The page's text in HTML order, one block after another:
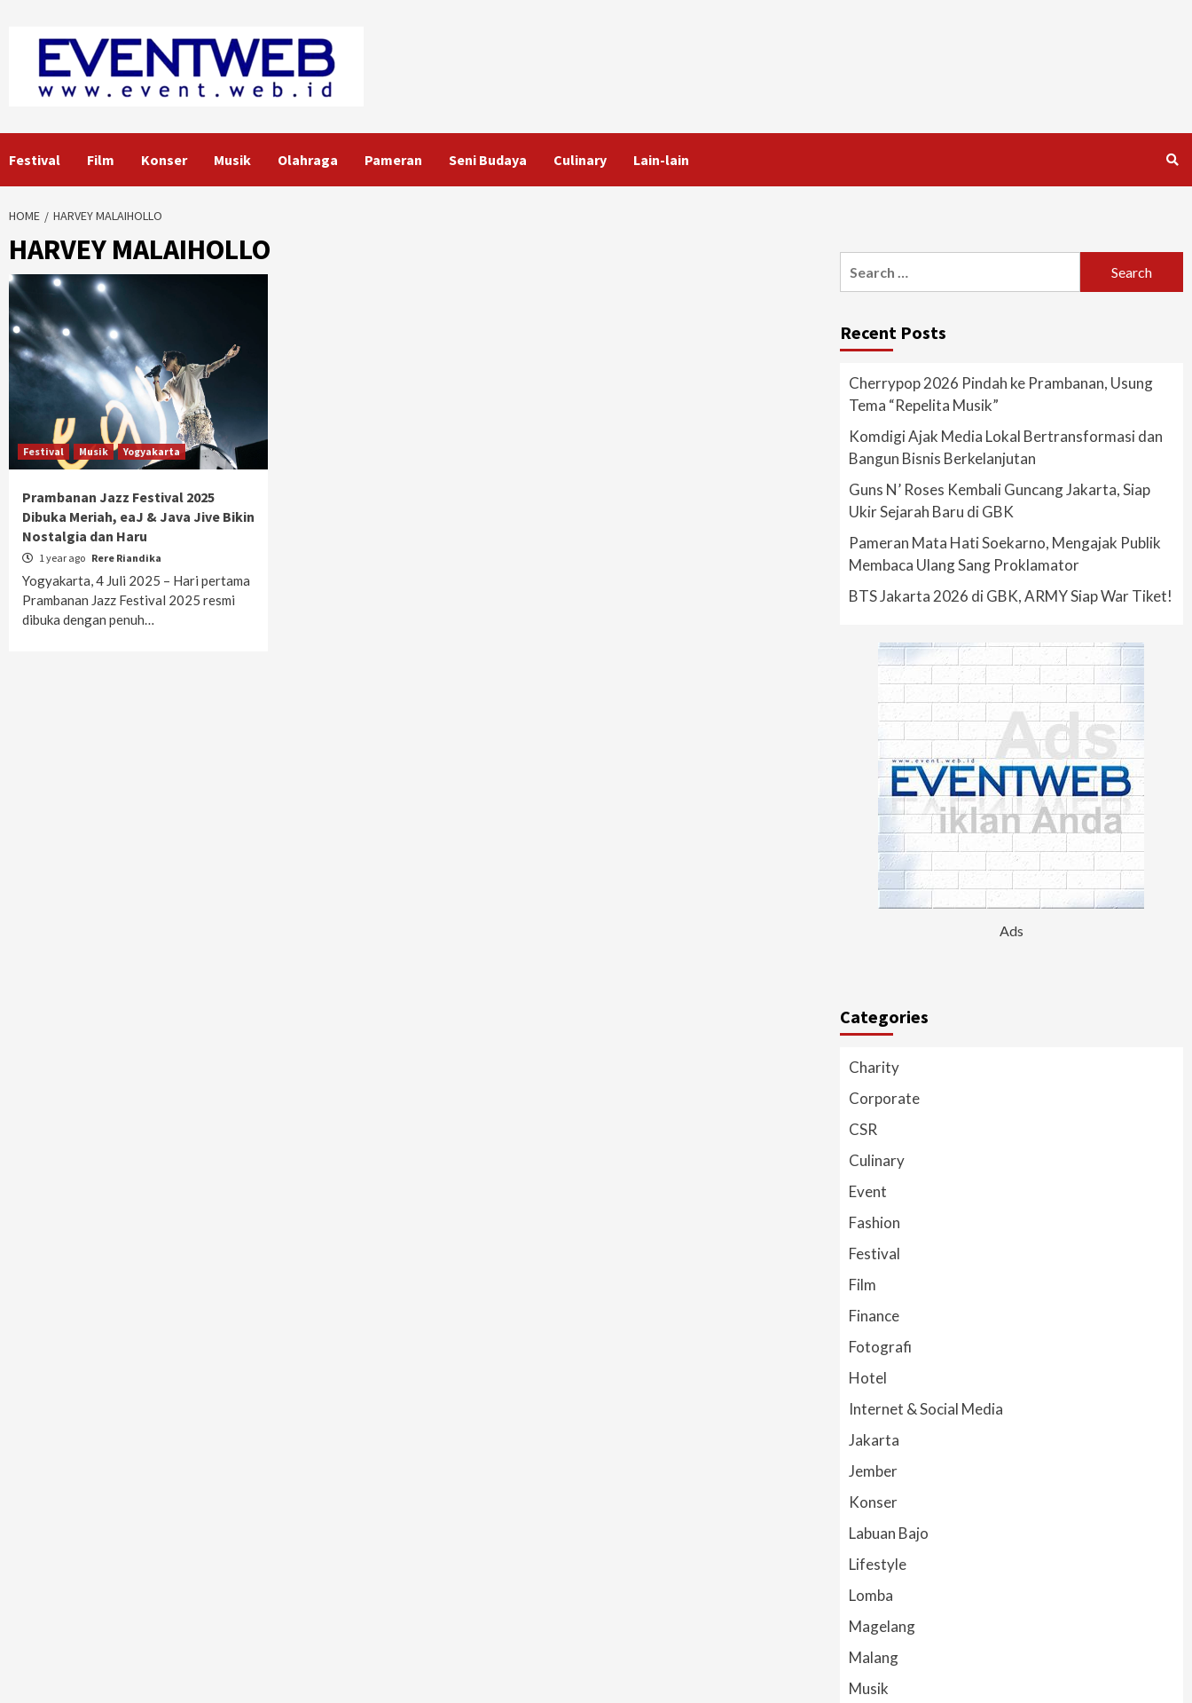
content
Festival Film Konser Musik Olahraga Pameran Seni Budaya Culinary Lain-lain
HOME HARVEY MALAIHOLLO
HARVEY MALAIHOLLO
Festival Musik Yogyakarta
Prambanan Jazz Festival 2025
Dibuka Meriah, eaJ & Java Jive Bikin
Nostalgia dan Haru
1 year ago Rere Riandika
Yogyakarta, 4 Juli 2025 – Hari pertama
Prambanan Jazz Festival 2025 resmi
dibuka dengan penuh…
for:
Recent Posts
Cherrypop 2026 Pindah ke Prambanan, Usung
Tema “Repelita Musik”
Komdigi Ajak Media Lokal Bertransformasi dan
Bangun Bisnis Berkelanjutan
Guns N’ Roses Kembali Guncang Jakarta, Siap
Ukir Sejarah Baru di GBK
Pameran Mata Hati Soekarno, Mengajak Publik
Membaca Ulang Sang Proklamator
BTS Jakarta 2026 di GBK, ARMY Siap War Tiket!
Ads
Categories
Charity
Corporate
CSR
Culinary
Event
Fashion
Festival
Film
Finance
Fotografi
Hotel
Internet & Social Media
Jakarta
Jember
Konser
Labuan Bajo
Lifestyle
Lomba
Magelang
Malang
Musik